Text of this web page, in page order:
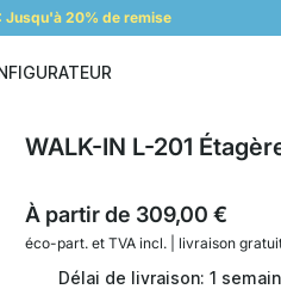
Jusqu'à 20% de remise
WALK-IN L-201
À partir de 309,00 €
éco-part. etTVA incl. | livraison
Délai de livraison: 1